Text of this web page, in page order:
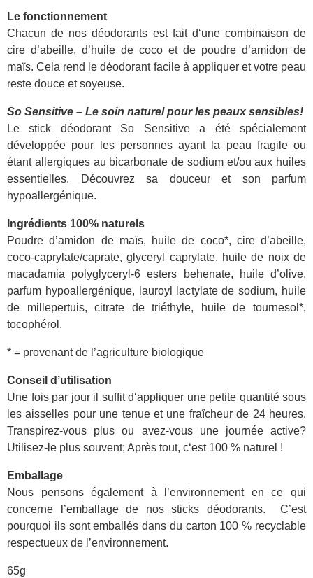
Le fonctionnement
Chacun de nos déodorants est fait d‘une combinaison de
cire d’abeille, d’huile de coco et de poudre d’amidon de
maïs. Cela rend le déodorant facile à appliquer et votre peau
reste douce et soyeuse.
So Sensitive – Le soin naturel pour les peaux sensibles!
Le stick déodorant So Sensitive a été spécialement
développée pour les personnes ayant la peau fragile ou
étant allergiques au bicarbonate de sodium et/ou aux huiles
essentielles. Découvrez sa douceur et son parfum
hypoallergénique.
Ingrédients 100% naturels
Poudre d’amidon de maïs, huile de coco*, cire d’abeille,
coco-caprylate/caprate, glyceryl caprylate, huile de noix de
macadamia polyglyceryl-6 esters behenate, huile d’olive,
parfum hypoallergénique, lauroyl lactylate de sodium, huile
de millepertuis, citrate de triéthyle, huile de tournesol*,
tocophérol.
* = provenant de l’agriculture biologique
Conseil d’utilisation
Une fois par jour il suffit d‘appliquer une petite quantité sous
les aisselles pour une tenue et une fraîcheur de 24 heures.
Transpirez-vous plus ou avez-vous une journée active?
Utilisez-le plus souvent; Après tout, c‘est 100 % naturel !
Emballage
Nous pensons également à l’environnement en ce qui
concerne l’emballage de nos sticks déodorants. C’est
pourquoi ils sont emballés dans du carton 100 % recyclable
respectueux de l’environnement.
65g